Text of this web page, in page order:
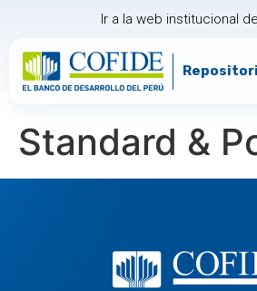
Ir a la web institucional de
Standard &